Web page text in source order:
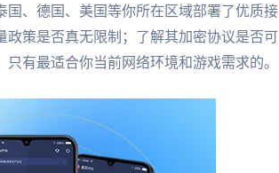
、德国、美国等你所在区域部署了优质接
政策是否真无限制；了解其加密协议是否可
有最适合你当前网络环境和游戏需求的。